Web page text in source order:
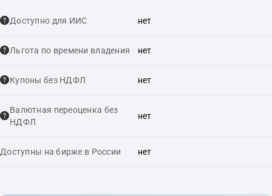
Доступно для ИИС нет
Льгота по времени владения нет
Купоны без НДФЛ нет
Валютная переоценка без
НДФЛ
нет
Доступны на бирже в России нет